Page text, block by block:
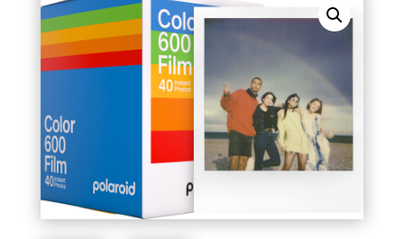
Nedis HDMI-kaapeli High
Speed musta
2,99€ LISÄÄ